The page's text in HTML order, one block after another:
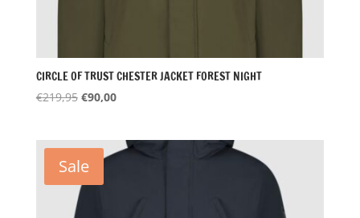
CIRCLE OF TRUST CHESTER JACKET FOREST NIGHT
€219,95 Oorspronkelijke
€219,95.
€90,00Huidige
€90,00.
Sale